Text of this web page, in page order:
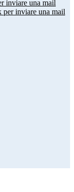
inviare una mail
per inviare una mail